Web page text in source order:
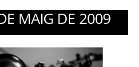
MAIG DE 2009